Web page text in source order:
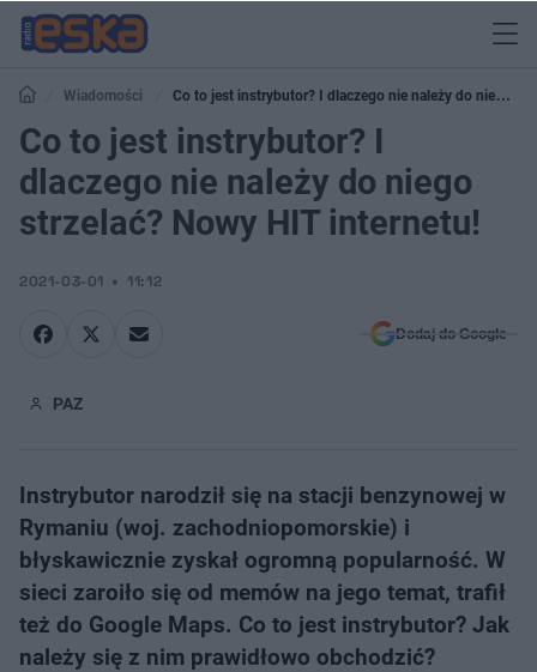
Wiadomości
Co to jest instrybutor? I dlaczego nie należy do niego
strzelać? Nowy HIT internetu!
Co to jest instrybutor? I
dlaczego nie należy do niego
strzelać? Nowy HIT internetu!
2021-03-01 11:12
Dodaj do Google
PAZ
Instrybutor narodził się na stacji benzynowej w
Rymaniu (woj. zachodniopomorskie) i
błyskawicznie zyskał ogromną popularność. W
sieci zaroiło się od memów na jego temat, trafił
też do Google Maps. Co to jest instrybutor? Jak
należy się z nim prawidłowo obchodzić?